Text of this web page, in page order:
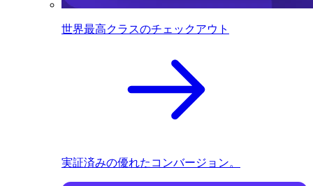
世界最高クラスのチェックアウト
実証済みの優れたコンバージョン。